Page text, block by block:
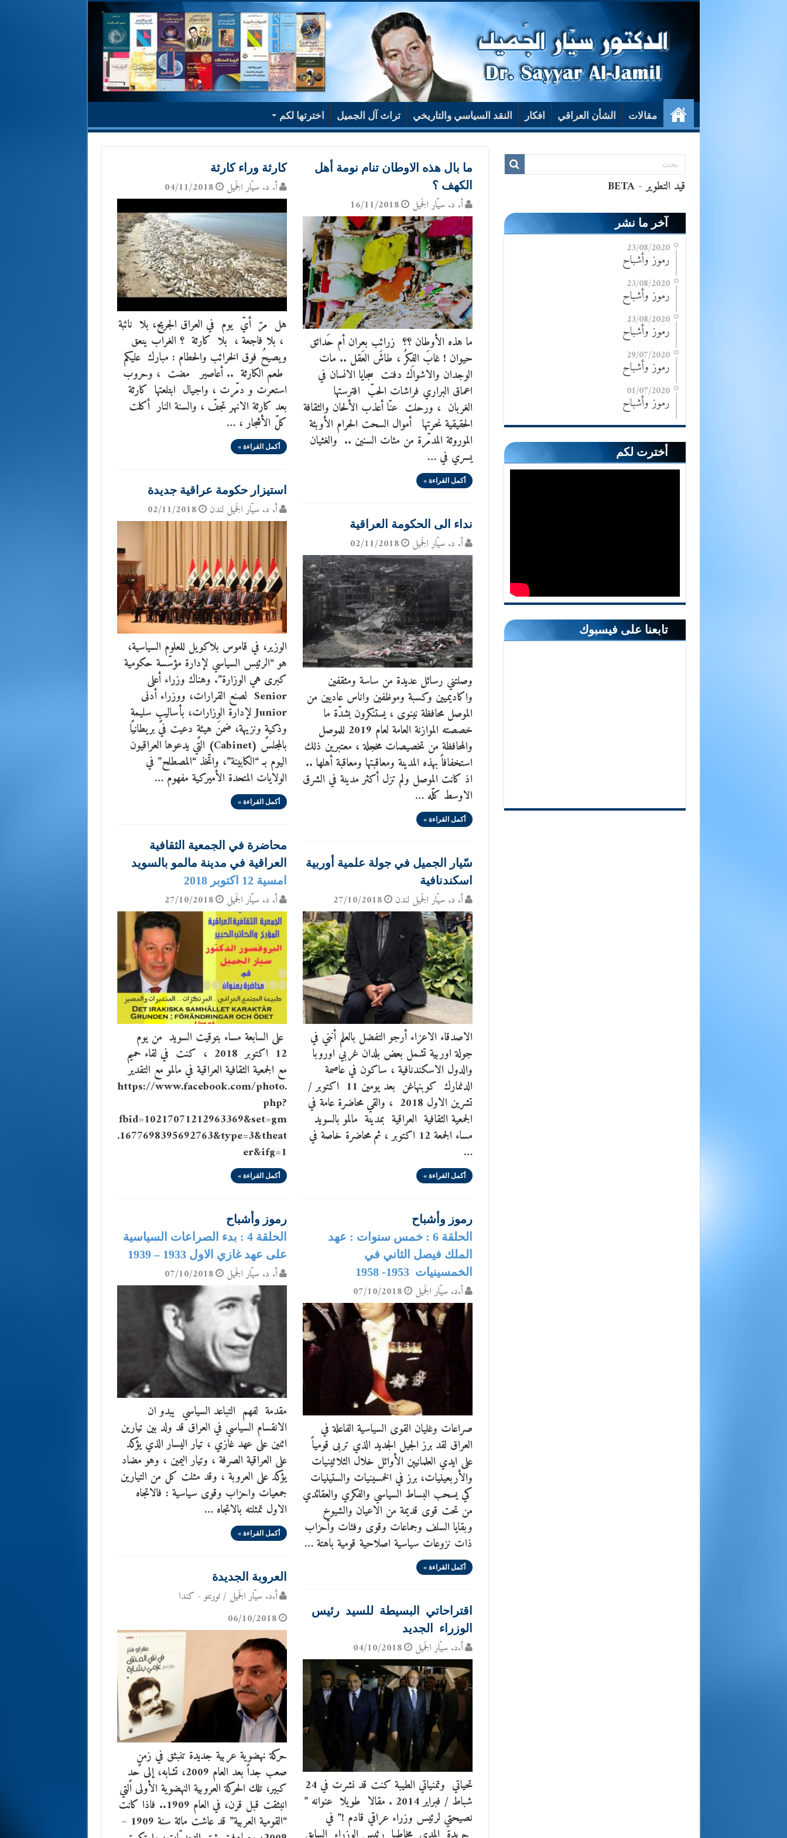
مقالات الشأن العراقي افكار النقد السياسي والتاريخي تراث آل الجميل اخترتها لكم
ما بال هذه الاوطان تنام نومة أهل
الكهف ؟
أ. د. سيّار الجَميل 16/11/2018
ما هذه الأوطان ؟؟ زرائب بعران أم حَدائق
حيوان ! غابَ الفِكرُ ، طاشَ العَقل .. مات
الوجدان والاشواك دفنت سجايا الانسان في
اعماق البراري فراشات الحبّ افترستها
الغربان ، ورحلت عنّا أعذب الألحان والثقافة
الحقيقية نحرتها أموال السحت الحرام الأوبئة
الموروثة المدمّرة من مئات السنين .. والغثيان
يسري في …
أكمل القراءة »
كارثة وراء كارثة
أ. د. سيّار الجَميل 04/11/2018
هل مرّ أيّ يوم في العراق الجريح، بلا نائبة
، بلا فاجعة ، بلا كارثة ؟ الغراب ينعق
ويصيحُ فوق الخرائب والحطام : مبارك عليكم
طعم الكارثة .. أعاصير مضت ، وحروب
استعرت و دمّرت ، واجيال ابتلعتها كارثة
بعد كارثة الانهر تجفّ ، والسنة النار أكلت
كلّ الأشجار ، …
أكمل القراءة »
استيزار حكومة عراقية جديدة
أ. د. سيّار الجَميل لندن 02/11/2018
الوزير، في قاموس بلاكويل للعلوم السياسية،
هو “الرئيس السياسي لإدارة مؤسّسة حكومية
كبرى هي الوزارة”. وهناك وزراء أعلى
Senior لصنع القرارات، ووزراء أدنى
Junior لإدارة الوزارات، بأساليبٍ سليمةٍ
وذكيةٍ ونزيهة، ضمنَ هيئةٍ دعيت في بريطانيا
بالمجلس (Cabinet) التي يدعوها العراقيون
اليوم بـ “الكابينة”، واتّخذ “المصطلح” في
الولايات المتحدة الأميركية مفهوم …
أكمل القراءة »
نداء الى الحكومة العراقية
أ. د. سيّار الجَميل 02/11/2018
وصلتني رسائل عديدة من ساسة ومثقفين
واكاديميين وكسبة وموظفين واناس عاديين من
الموصل محافظة نينوى ، يستنكرون بشدّة ما
خصصته الموازنة العامة لعام 2019 للموصل
والمحافظة من تخصيصات مخجلة ، معتبرين ذلك
استخفافاً بهذه المدينة ومعاقبتها ومعاقبة أهلها ..
اذ كانت الموصل ولم تزل أكثر مدينة في الشرق
الاوسط كلّه …
أكمل القراءة »
محاضرة في الجمعية الثقافية
العراقية في مدينة مالمو بالسويد
امسية 12 اكتوبر 2018
أ. د. سيّار الجَميل 27/10/2018
على السابعة مساء بتوقيت السويد من يوم
12 اكتوبر 2018 ، كنت في لقاء حميم
مع الجمعية الثقافية العراقية في مالمو مع التقدير
https://www.facebook.com/photo.
php?
fbid=10217071212963369&set=gm
.1677698395692763&type=3&theat
er&ifg=1
أكمل القراءة »
سّيار الجميل في جولة علمية أوربية
اسكندنافية
أ. د. سيّار الجَميل لندن 27/10/2018
الاصدقاء الاعزاء أرجو التفضل بالعلم أنني في
جولة اوربية تشمل بعض بلدان غربي اوروبا
والدول الاسكندنافية ، ساكون في عاصمة
الدنمارك كوبنهاغن بعد يومين 11 اكتوبر /
تشرين الاول 2018 ، والقي محاضرة عامة في
الجمعية الثقافية العراقية بمدينة مالمو بالسويد
مساء الجمعة 12 اكتوبر ، ثم محاضرة خاصة في
…
أكمل القراءة »
رموز وأشباح
الحلقة 6 : خمس سنوات : عهد
الملك فيصل الثاني في
الخمسينيات 1953- 1958
أ.د. سيّار الجَميل 07/10/2018
صراعات وغليان القوى السياسية الفاعلة في
العراق لقد برز الجيل الجديد الذي تربى قومياً
على ايدي العلمانيين الأوائل خلال الثلاثينيات
والأربعينيات، برز في الخمسينيات والستينيات
كي يسحب البساط السياسي والفكري والعقائدي
من تحت قوى قديمة من الاعيان والشيوخ
وبقايا السلف وجماعات وقوى وفئات وأحزاب
ذات نزوعات سياسية اصلاحية قومية باهتة …
أكمل القراءة »
رموز وأشباح
الحلقة 4 : بدء الصراعات السياسية
على عهد غازي الاول 1933 – 1939
أ. د. سيّار الجَميل 07/10/2018
مقدمة لفهم التباعد السياسي يبدو ان
الانقسام السياسي في العراق قد ولد بين تيارين
اثنين على عهد غازي ، تيار اليسار الذي يؤكد
على العراقية الصرفة ، وتيار اليمين ، وهو مضاد
يؤكد على العروبة ، وقد مثلت كل من التيارين
جمعيات واحزاب وقوى سياسية : فالاتجاه
الاول تمثلته بالاتجاه …
أكمل القراءة »
العروبة الجديدة
أ.د. سيّار الجَميل / تورنتو - كندا
06/10/2018
حركة نهضوية عربية جديدة تنبثق في زمنٍ
صعب جداً بعد العام 2009، تشابه، إلى حدٍ
كبير، تلك الحركة العروبية النهضوية الأولى التي
انبثقت قبل قرن، في العام 1909.. فاذا كانت
“القومية العربية” قد عاشت مائة سنة 1909 –
اقتراحاتي البسيطة للسيد رئيس
الوزراء الجديد
أ.د. سيّار الجَميل 04/10/2018
تحياتي وتمنياتي الطيبة كنت قد نشرت في 24
شباط / فبراير 2014 . مقالا طويلا عنوانه ”
نصيحتي لرئيس وزراء عراقي قادم !” في
آخر ما نشر
23/08/2020
رموز وأشباح
23/08/2020
رموز وأشباح
23/08/2020
رموز وأشباح
29/07/2020
رموز وأشباح
01/07/2020
رموز وأشباح
أخترت لكم
تابعنا على فيسبوك